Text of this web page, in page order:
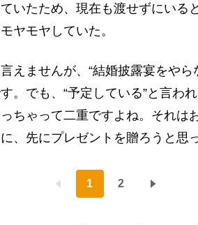
いたため、現在も渡せずにいる
ヤモヤしていた。
えませんが、“結婚披露宴をやら
。でも、“予定している”と言わ
ゃって二重ですよね。それは
、先にプレゼントを贈ろうと思
1 2